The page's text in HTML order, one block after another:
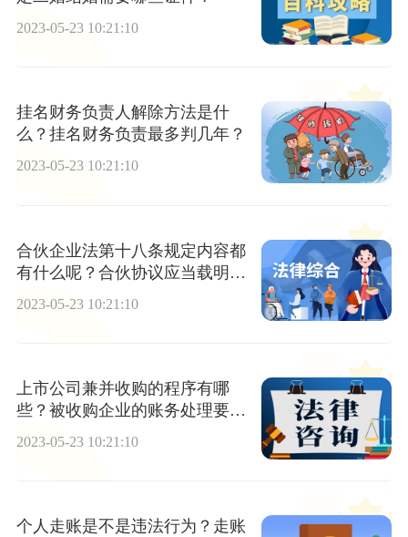
2023-05-23 10:21:10
挂名财务负责人解除方法是什
么？挂名财务负责最多判几年？
2023-05-23 10:21:10
合伙企业法第十八条规定内容都
有什么呢？合伙协议应当载明哪
2023-05-23 10:21:10
上市公司兼并收购的程序有哪
些？被收购企业的账务处理要点
2023-05-23 10:21:10
个人走账是不是违法行为？走账